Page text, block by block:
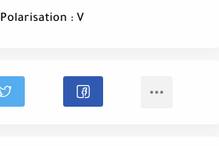
Polarisation : V